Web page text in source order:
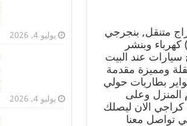
متنقل, بنجرجي
كهرباء وبنشر
عند البيت
ومميزة مقدمة
بطاريات حولي
المنزل وعلى
الان ليصلك
تواصل معنا
يوليو 4, 2026
يوليو 4, 2026